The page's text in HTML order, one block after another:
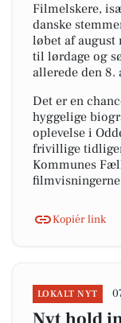
Filmelskere,
danske
løbet af august
til lørdage og
allerede den 8.
Det er en
hyggelige
oplevelse i
frivillige
Kommunes
Kopiér link
LOKALT NYT